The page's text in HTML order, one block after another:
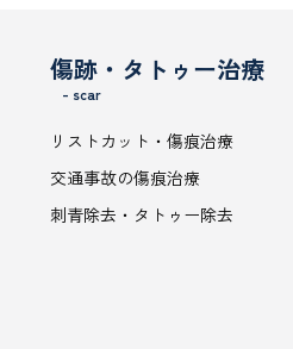
傷跡・タトゥー治療
- scar
リストカット・傷痕治療
交通事故の傷痕治療
刺青除去・タトゥー除去